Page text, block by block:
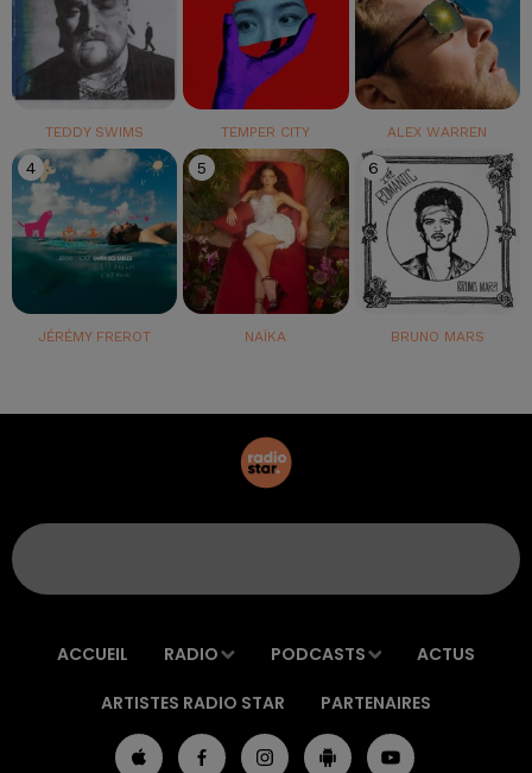
TEDDY SWIMS TEMPER CITY ALEX WARREN
4
JÉRÉMY FREROT
5
NAÏKA
6
BRUNO MARS
ACCUEIL RADIO PODCASTS ACTUS
ARTISTES RADIO STAR PARTENAIRES